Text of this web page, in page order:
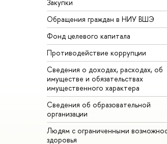
Закупки
Обращения граждан в НИУ ВШЭ
Фонд целевого капитала
Противодействие коррупции
Сведения о доходах, расходах, об
имуществе и обязательствах
имущественного характера
Сведения об образовательной
организации
Людям с ограниченными
здоровья